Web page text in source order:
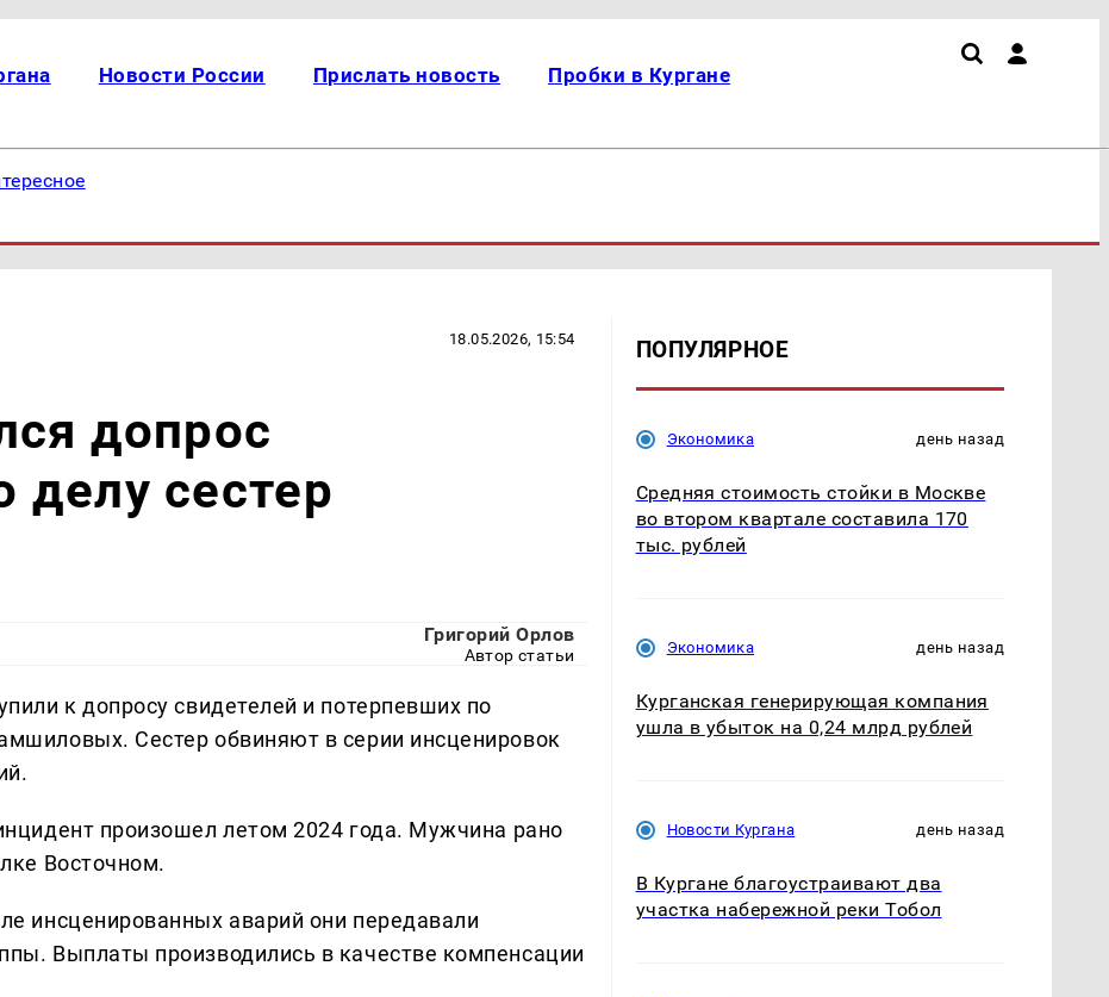
Новости России Прислать новость Пробки в Кургане
18.05.2026, 15:54
допрос
делу сестер
Григорий Орлов
Автор статьи
к допросу свидетелей и потерпевших по
Сестер обвиняют в серии инсценировок
произошел летом 2024 года. Мужчина рано
Восточном.
инсценированных аварий они передавали
Выплаты производились в качестве компенсации
ПОПУЛЯРНОЕ
Экономика день назад
Средняя стоимость стойки в Москве
во втором квартале составила 170
тыс. рублей
Экономика день назад
Курганская генерирующая компания
ушла в убыток на 0,24 млрд рублей
Новости Кургана день назад
В Кургане благоустраивают два
участка набережной реки Тобол